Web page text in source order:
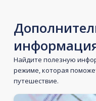
Найдите полезную
режиме, которая
путешествие.